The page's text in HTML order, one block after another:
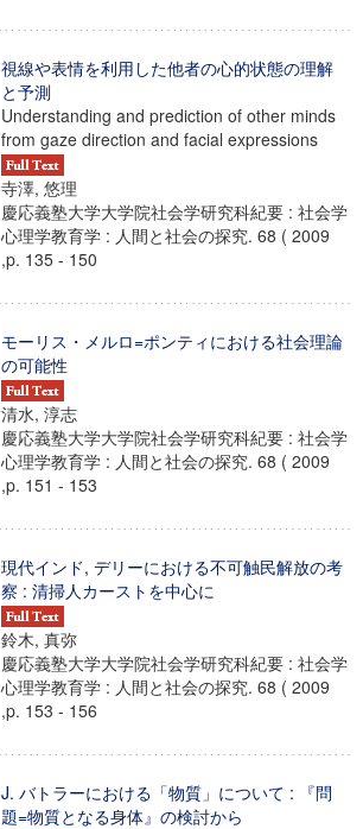
視線や表情を利用した他者の心的状態の理解
と予測
Understanding and prediction of other minds
from gaze direction and facial expressions
寺澤, 悠理
慶応義塾大学大学院社会学研究科紀要 : 社会学
心理学教育学 : 人間と社会の探究. 68 ( 2009
,p. 135 - 150
モーリス・メルロ=ポンティにおける社会理論
の可能性
清水, 淳志
慶応義塾大学大学院社会学研究科紀要 : 社会学
心理学教育学 : 人間と社会の探究. 68 ( 2009
,p. 151 - 153
現代インド, デリーにおける不可触民解放の考
察 : 清掃人カーストを中心に
鈴木, 真弥
慶応義塾大学大学院社会学研究科紀要 : 社会学
心理学教育学 : 人間と社会の探究. 68 ( 2009
,p. 153 - 156
J. バトラーにおける「物質」について : 『問
題=物質となる身体』の検討から